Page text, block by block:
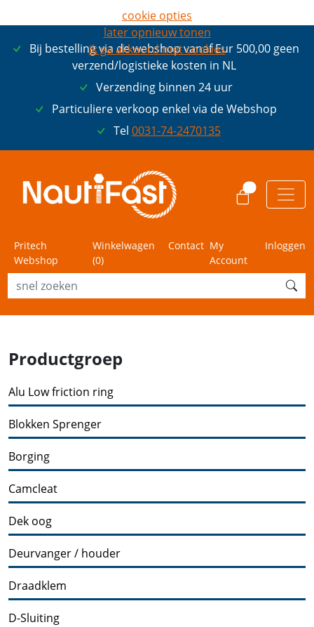
Bij bestelling via de webshop vanaf Eur 500,00 geen
verzend/logistieke kosten in NL
Verzending binnen 24 uur
Particuliere verkoop enkel via de Webshop
Tel 0031-74-2470135
Pritech
Webshop
Winkelwagen
(0)
Contact My
Account
Inloggen
Productgroep
Alu Low friction ring
Blokken Sprenger
Borging
Camcleat
Dek oog
Deurvanger / houder
Draadklem
D-Sluiting
cookie opties
later opnieuw tonen
ik ga akkoord met cookies